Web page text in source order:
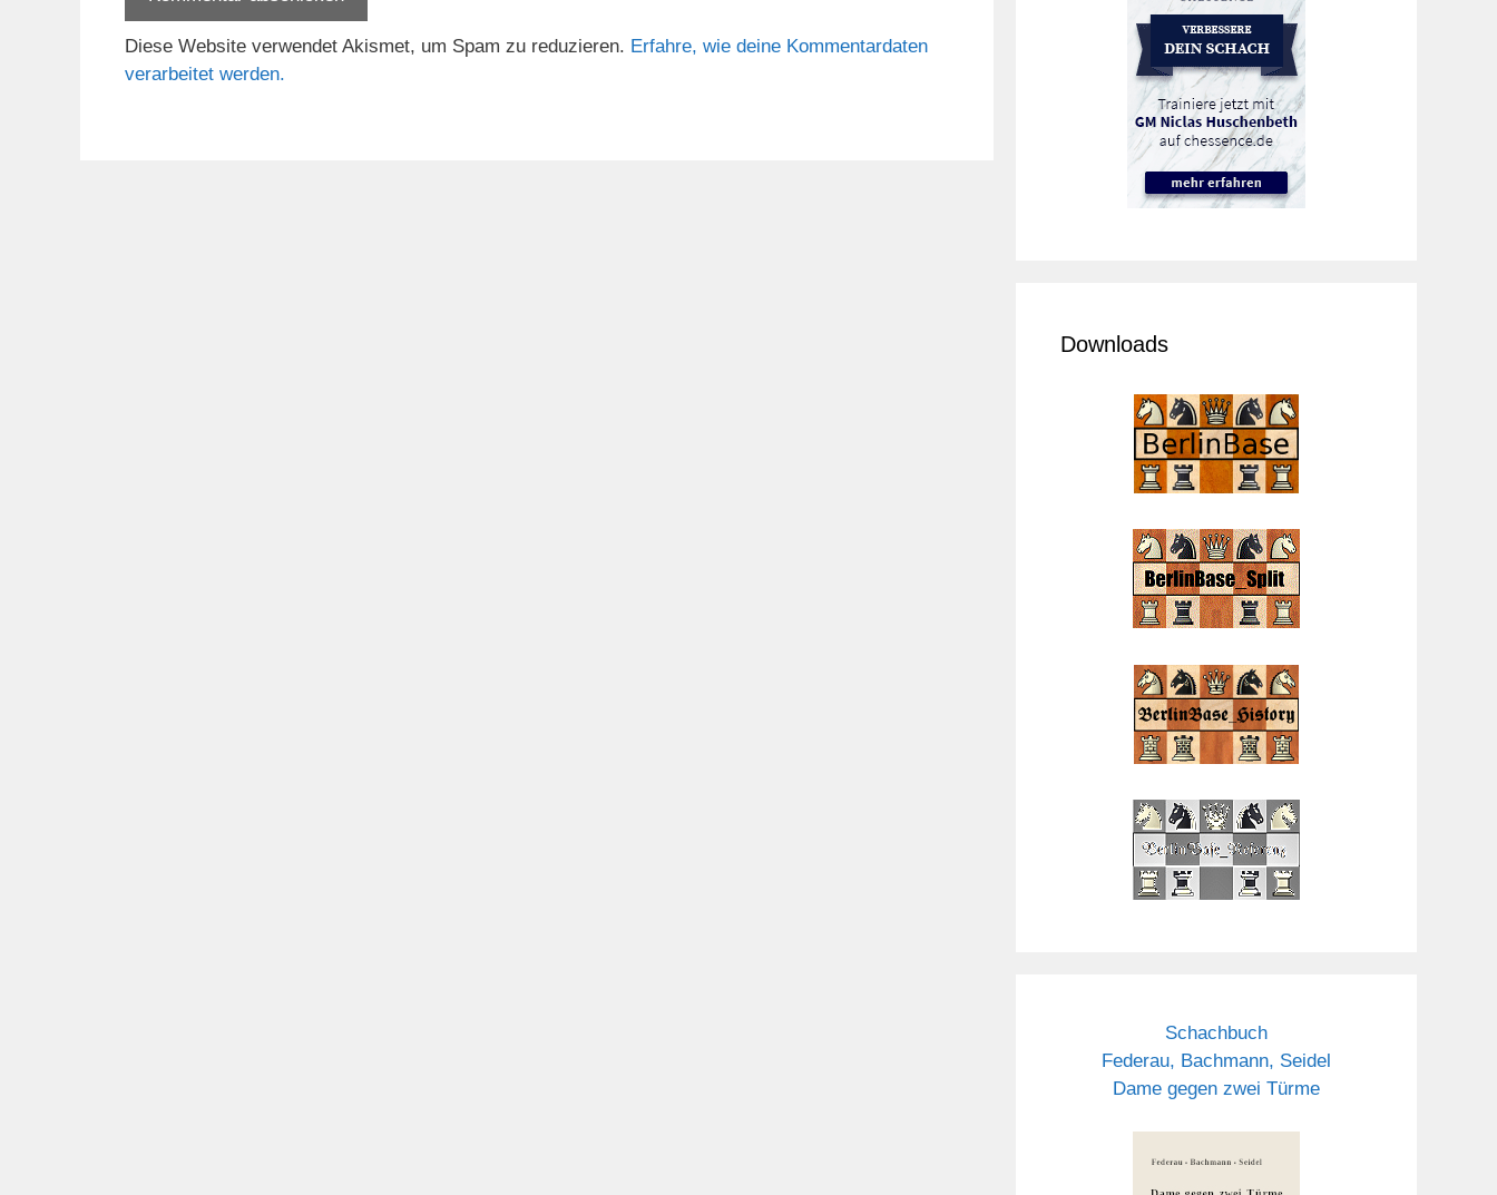
Diese Website verwendet Akismet, um Spam zu reduzieren. Erfahre, wie deine Kommentardaten
verarbeitet werden.
Downloads
Schachbuch
Federau, Bachmann, Seidel
Dame gegen zwei Türme